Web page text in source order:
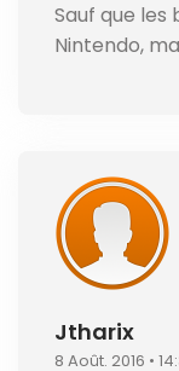
Sauf que
Nintendo,
Jtharix
8 Août. 2016 •